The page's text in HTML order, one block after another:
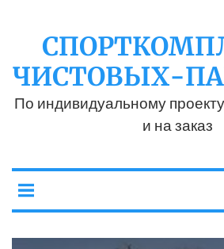
ЧИСТОВЫХ-
По индивидуальному
и на заказ